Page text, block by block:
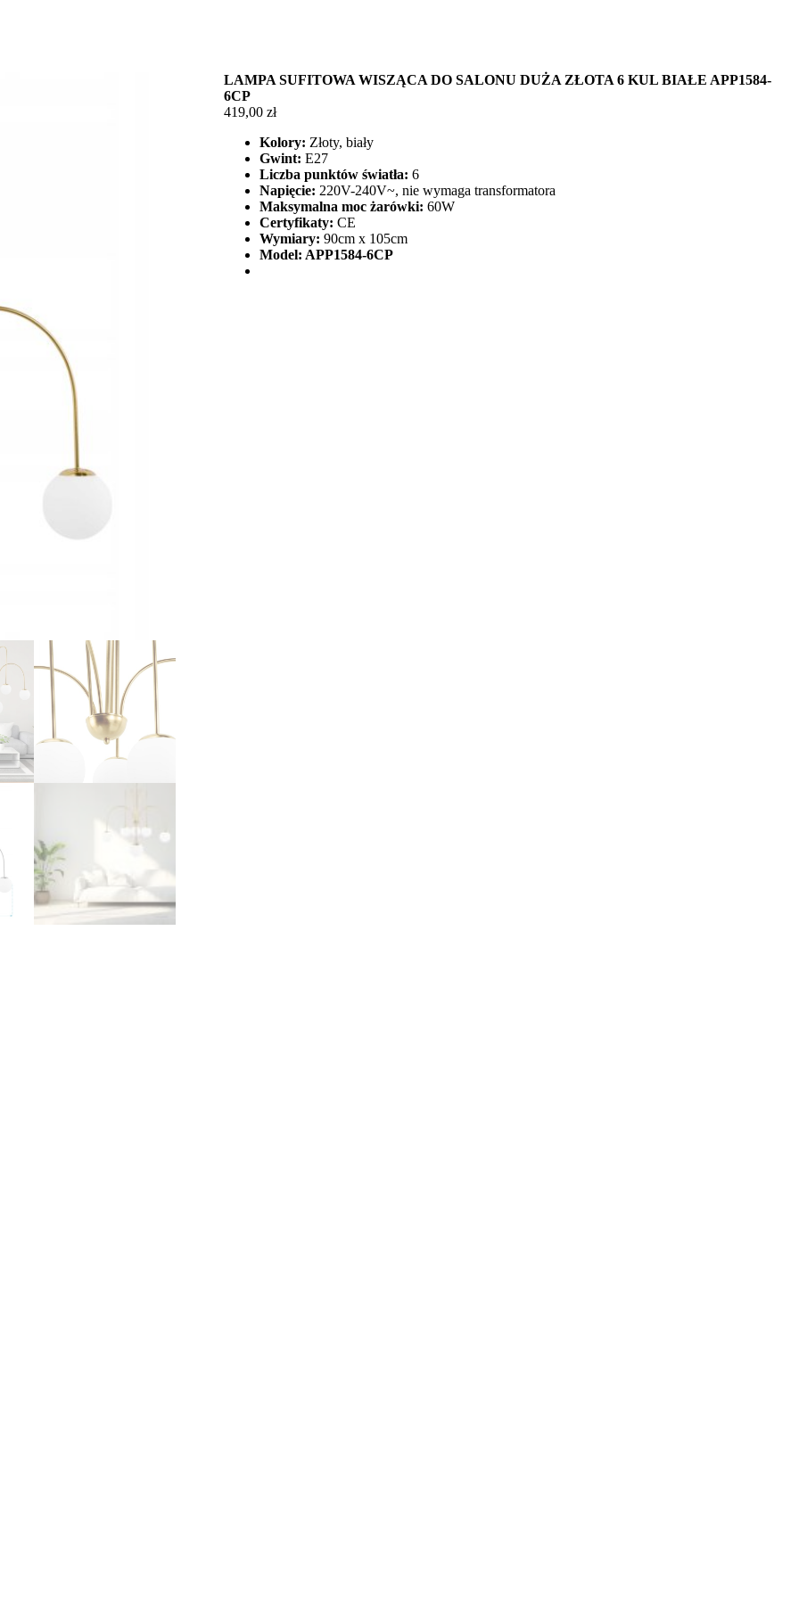
LAMPA SUFITOWA WISZĄCA DO SALONU DUŻA ZŁOTA 6 KUL BIAŁE APP1584-
6CP
419,00 zł
Kolory: Złoty, biały
Gwint: E27
Liczba punktów światła: 6
Napięcie: 220V-240V~, nie wymaga transformatora
Maksymalna moc żarówki: 60W
Certyfikaty: CE
Wymiary: 90cm x 105cm
Model: APP1584-6CP